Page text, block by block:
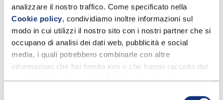
Cookie policy, condividiamo inoltre informazioni sul
modo in cui utilizzi il nostro sito con i nostri partner che si
occupano di analisi dei dati web, pubblicità e social
media, i quali potrebbero combinarle con altre
informazioni che hai fornito loro o che hanno raccolto dal
5 consigli per il tuo benessere sessuale
Adesso che sai cos’è, metti in pratica questi consigli
per vivere al meglio la tua sessualità e non trascurare
il tuo benessere sessuale:
impara a conoscere la tua intimità;